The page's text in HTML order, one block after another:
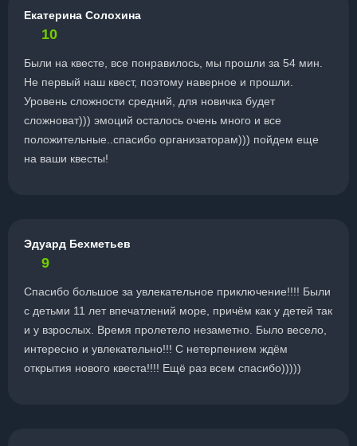
Екатерина Солохина
10
Были на квесте, все понравилось, мы прошли за 54 мин.
Не первый наш квест, поэтому наверное и прошли.
Уровень сложности средний, для новичка будет
сложноват))) эмоций осталось очень много и все
положительные..спасибо организаторам))) пойдем еще
на ваши квесты!
Эдуард Бехметьев
9
Спасибо большое за увлекательное приключение!!!! Были
с детьми 11 лет впечатлений море, причём как у детей так
и у взрослых. Время пролетело незаметно. Было весело,
интересно и увлекательно!!! С нетерпением ждём
открытия нового квеста!!!! Ещё раз всем спасибо)))))